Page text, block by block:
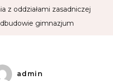
z oddziałami zasadniczej
gimnazjum
admin